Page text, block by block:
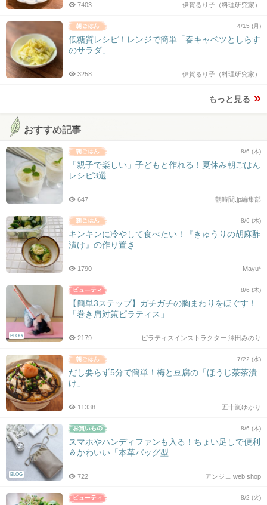
伊賀るり子（料理研究家）
7403
4/15 (月)
低糖質レシピ！レンジで簡単「春キャベツとしらす
のサラダ」
伊賀るり子（料理研究家）
3258
もっと見る
おすすめ記事
8/6 (木)
「親子で楽しい」子どもと作れる！夏休み朝ごはん
レシピ3選
朝時間.jp編集部
647
8/6 (木)
キンキンに冷やして食べたい！『きゅうりの胡麻酢
漬け』の作り置き
Mayu*
1790
BLOG
8/6 (木)
【簡単3ステップ】ガチガチの胸まわりをほぐす！
「巻き肩対策ピラティス」
ピラティスインストラクター 澤田みのり
2179
7/22 (水)
だし要らず5分で簡単！梅と豆腐の「ほうじ茶茶漬
け」
五十嵐ゆかり
11338
BLOG
8/6 (木)
スマホやハンディファンも入る！ちょい足しで便利
＆かわいい「本革バッグ型...
アンジェ web shop
722
8/2 (火)